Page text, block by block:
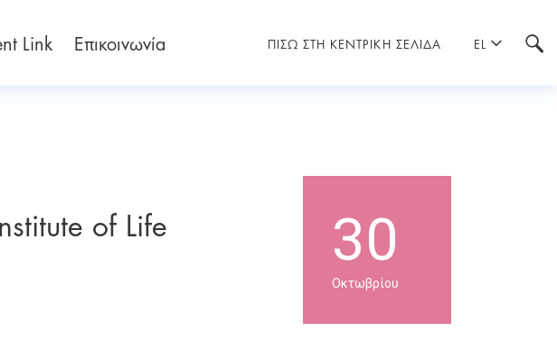
ΠΙΣΩ ΣΤΗ ΚΕΝΤΡΙΚΗ ΣΕΛΙΔΑ EL
Link Επικοινωνία
30
Οκτωβρίου
of Life